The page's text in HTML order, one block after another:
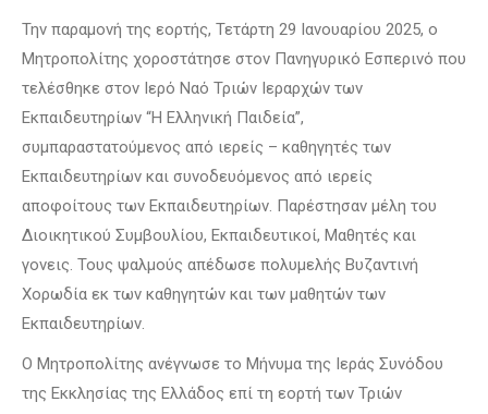
Την παραμονή της εορτής, Τετάρτη 29 Ιανουαρίου 2025, ο
Μητροπολίτης χοροστάτησε στον Πανηγυρικό Εσπερινό που
τελέσθηκε στον Ιερό Ναό Τριών Ιεραρχών των
Εκπαιδευτηρίων “Η Ελληνική Παιδεία”,
συμπαραστατούμενος από ιερείς – καθηγητές των
Εκπαιδευτηρίων και συνοδευόμενος από ιερείς
αποφοίτους των Εκπαιδευτηρίων. Παρέστησαν μέλη του
Διοικητικού Συμβουλίου, Εκπαιδευτικοί, Μαθητές και
γονεις. Τους ψαλμούς απέδωσε πολυμελής Βυζαντινή
Χορωδία εκ των καθηγητών και των μαθητών των
Εκπαιδευτηρίων.
Ο Μητροπολίτης ανέγνωσε το Μήνυμα της Ιεράς Συνόδου
της Εκκλησίας της Ελλάδος επί τη εορτή των Τριών